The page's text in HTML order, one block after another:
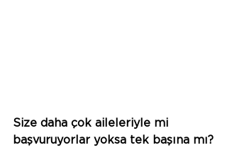
Size daha çok aileleriyle mi
başvuruyorlar yoksa tek başına mı?